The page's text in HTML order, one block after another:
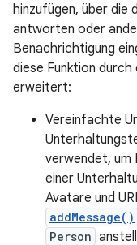
hinzufügen, über die
antworten oder
Benachrichtigung
diese Funktion
erweitert:
Vereinfachte
verwendet, um
einer
Avatare und
addMessage()
Person